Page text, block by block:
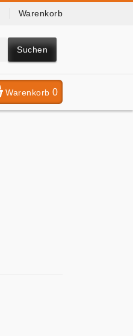
Warenkorb
Suchen
Warenkorb 0